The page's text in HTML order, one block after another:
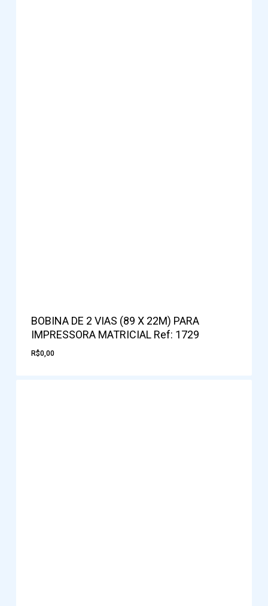
BOBINA DE 2 VIAS (89 X 22M) PARA
IMPRESSORA MATRICIAL Ref: 1729
R$0,00